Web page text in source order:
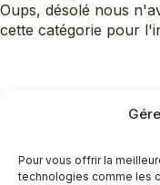
Pour vous offrir la
technologies comme les
Oups, désolé nous
cette catégorie pour